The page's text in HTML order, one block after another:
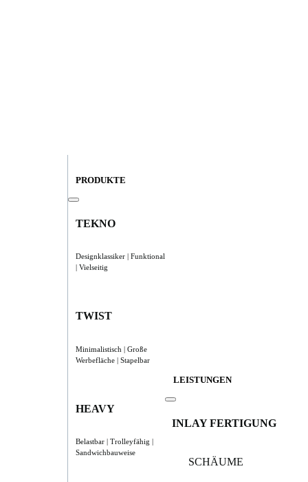
PRODUKTE
TEKNO
Designklassiker | Funktional
| Vielseitig
TWIST
Minimalistisch | Große
Werbefläche | Stapelbar
HEAVY
Belastbar | Trolleyfähig |
Sandwichbauweise
LEISTUNGEN
INLAY FERTIGUNG
SCHÄUME